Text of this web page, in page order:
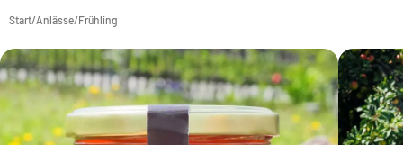
Start/Anlässe/Frühling